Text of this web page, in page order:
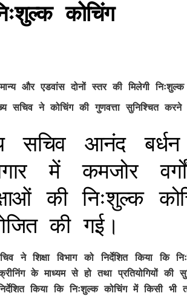
कोचिंग
और एडवांस दोनों स्तर की मिलेगी निःशुल्क
सचिव ने कोचिंग की गुणवत्ता सुनिश्चित करने
सचिव आनंद बर्धन
में कमजोर
की निःशुल्क
की गई।
ने शिक्षा विभाग को निर्देशित किया कि
के माध्यम से हो तथा प्रतियोगियों की
किया कि निःशुल्क कोचिंग में किसी